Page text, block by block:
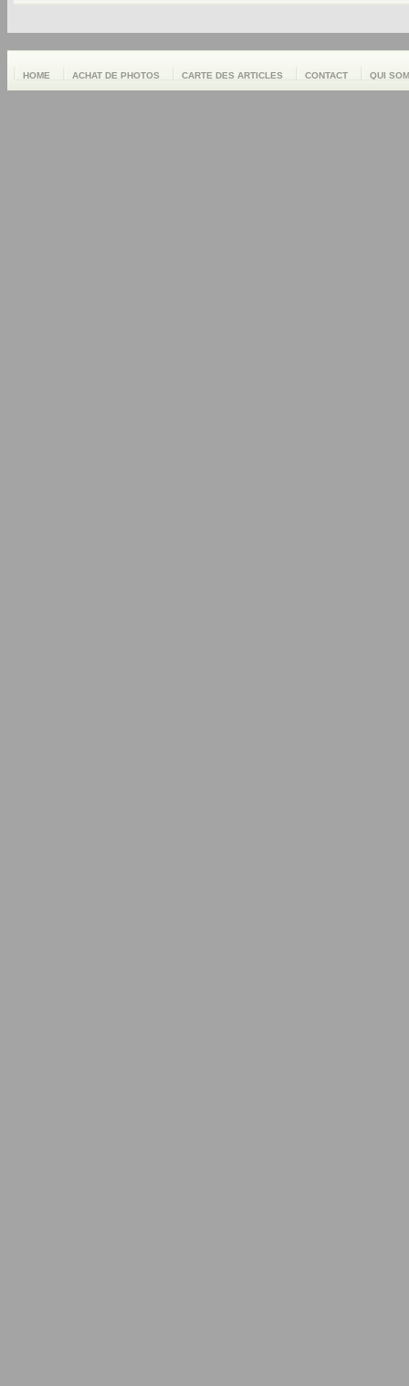
HOME ACHAT DE PHOTOS CARTE DES ARTICLES CONTACT QUI